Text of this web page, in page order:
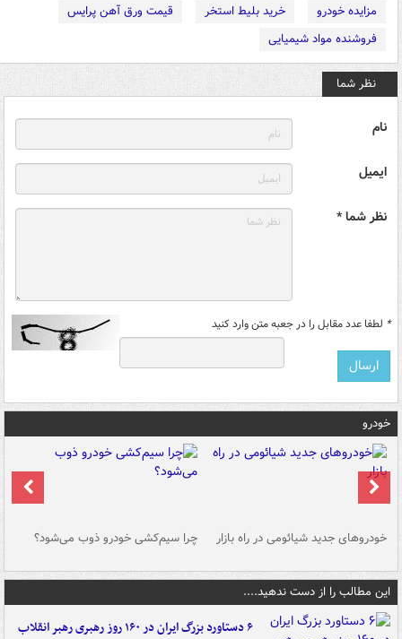
مزایده خودرو
خرید بلیط استخر
قیمت ورق آهن پرایس
فروشنده مواد شیمیایی
نظر شما
نام
ایمیل
نظر شما *
* لطفا عدد مقابل را در جعبه متن وارد کنید
خودرو
خودروهای جدید شیائومی در راه بازار چرا سیم‌کشی خودرو ذوب می‌شود؟
این مطالب را از دست ندهید....
۶ دستاورد بزرگ ایران در ۱۶۰ روز رهبری رهبر انقلاب